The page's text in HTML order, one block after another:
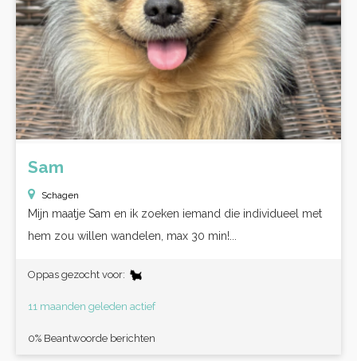
Sam
Schagen
Mijn maatje Sam en ik zoeken iemand die individueel met
hem zou willen wandelen, max 30 min!...
Oppas gezocht voor:
11 maanden geleden actief
0% Beantwoorde berichten